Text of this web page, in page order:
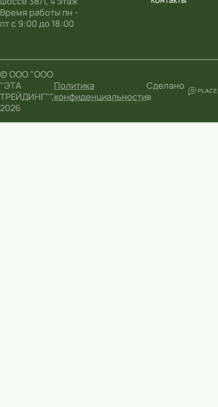
Время работы пн -
пт с 9:00 до 18:00
© ООО "ООО
"ЭТА
ТРЕЙДИНГ"",
2026
Политика
конфиденциальности
Сделано
в